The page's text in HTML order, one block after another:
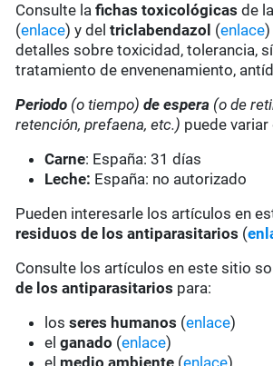
Consulte lafichas toxicológicas de la
(enlace) y deltriclabendazol (enlace
detalles sobre toxicidad, tolerancia,
tratamiento de envenenamiento,
Periodo (o tiempo) de espera (o de
retención, prefaena, etc.) puede
Carne: España: 31 días
Leche: España: no autorizado
Pueden interesarle los artículos en
residuos de los antiparasitarios (
Consulte los artículos en este sitio
de los antiparasitarios para:
losseres humanos (enlace)
elganado (enlace)